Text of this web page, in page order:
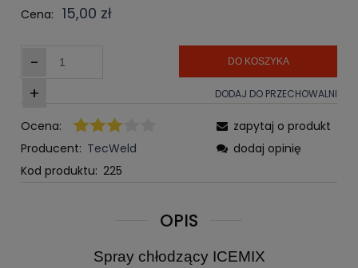
Cena: 15,00 zł
-
+
DO KOSZYKA
DODAJ DO PRZECHOWALNI
Ocena:
Producent: TecWeld
Kod produktu: 225
zapytaj o produkt
dodaj opinię
OPIS
Spray chłodzący ICEMIX